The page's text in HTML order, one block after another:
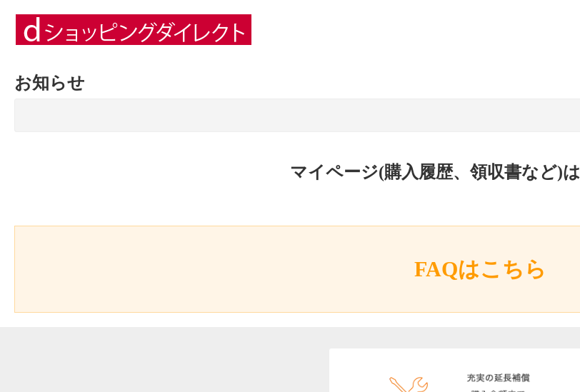
お知らせ
マイページ(購入履歴、領収書など)は
FAQはこちら